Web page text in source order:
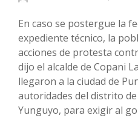
En caso se postergue la
expediente técnico, la
acciones de protesta
dijo el alcalde de Copani
llegaron a la ciudad de
autoridades del distrito
Yunguyo, para exigir al